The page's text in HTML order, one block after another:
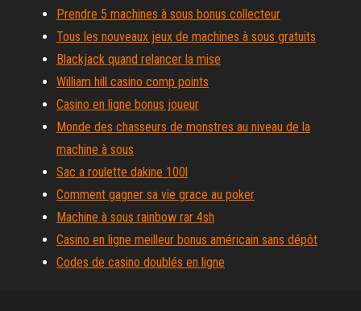
Prendre 5 machines à sous bonus collecteur
Tous les nouveaux jeux de machines à sous gratuits
Blackjack quand relancer la mise
William hill casino comp points
Casino en ligne bonus joueur
Monde des chasseurs de monstres au niveau de la
machine à sous
Sac a roulette dakine 100l
Comment gagner sa vie grace au poker
Machine à sous rainbow rar 4sh
Casino en ligne meilleur bonus américain sans dépôt
Codes de casino doublés en ligne